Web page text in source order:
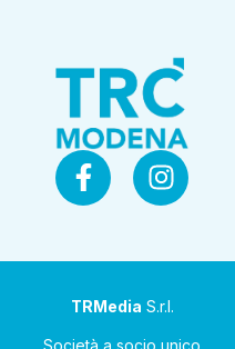
TRMedia S.r.l.